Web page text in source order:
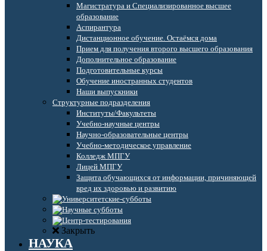
Магистратура и Специализированное высшее
образование
Аспирантура
Дистанционное обучение. Остаёмся дома
Прием для получения второго высшего образования
Дополнительное образование
Подготовительные курсы
Обучение иностранных студентов
Наши выпускники
Структурные подразделения
Институты/Факультеты
Учебно-научные центры
Научно-образовательные центры
Учебно-методическое управление
Колледж МПГУ
Лицей МПГУ
Защита обучающихся от информации, причиняющей
вред их здоровью и развитию
Закрыть
НАУКА